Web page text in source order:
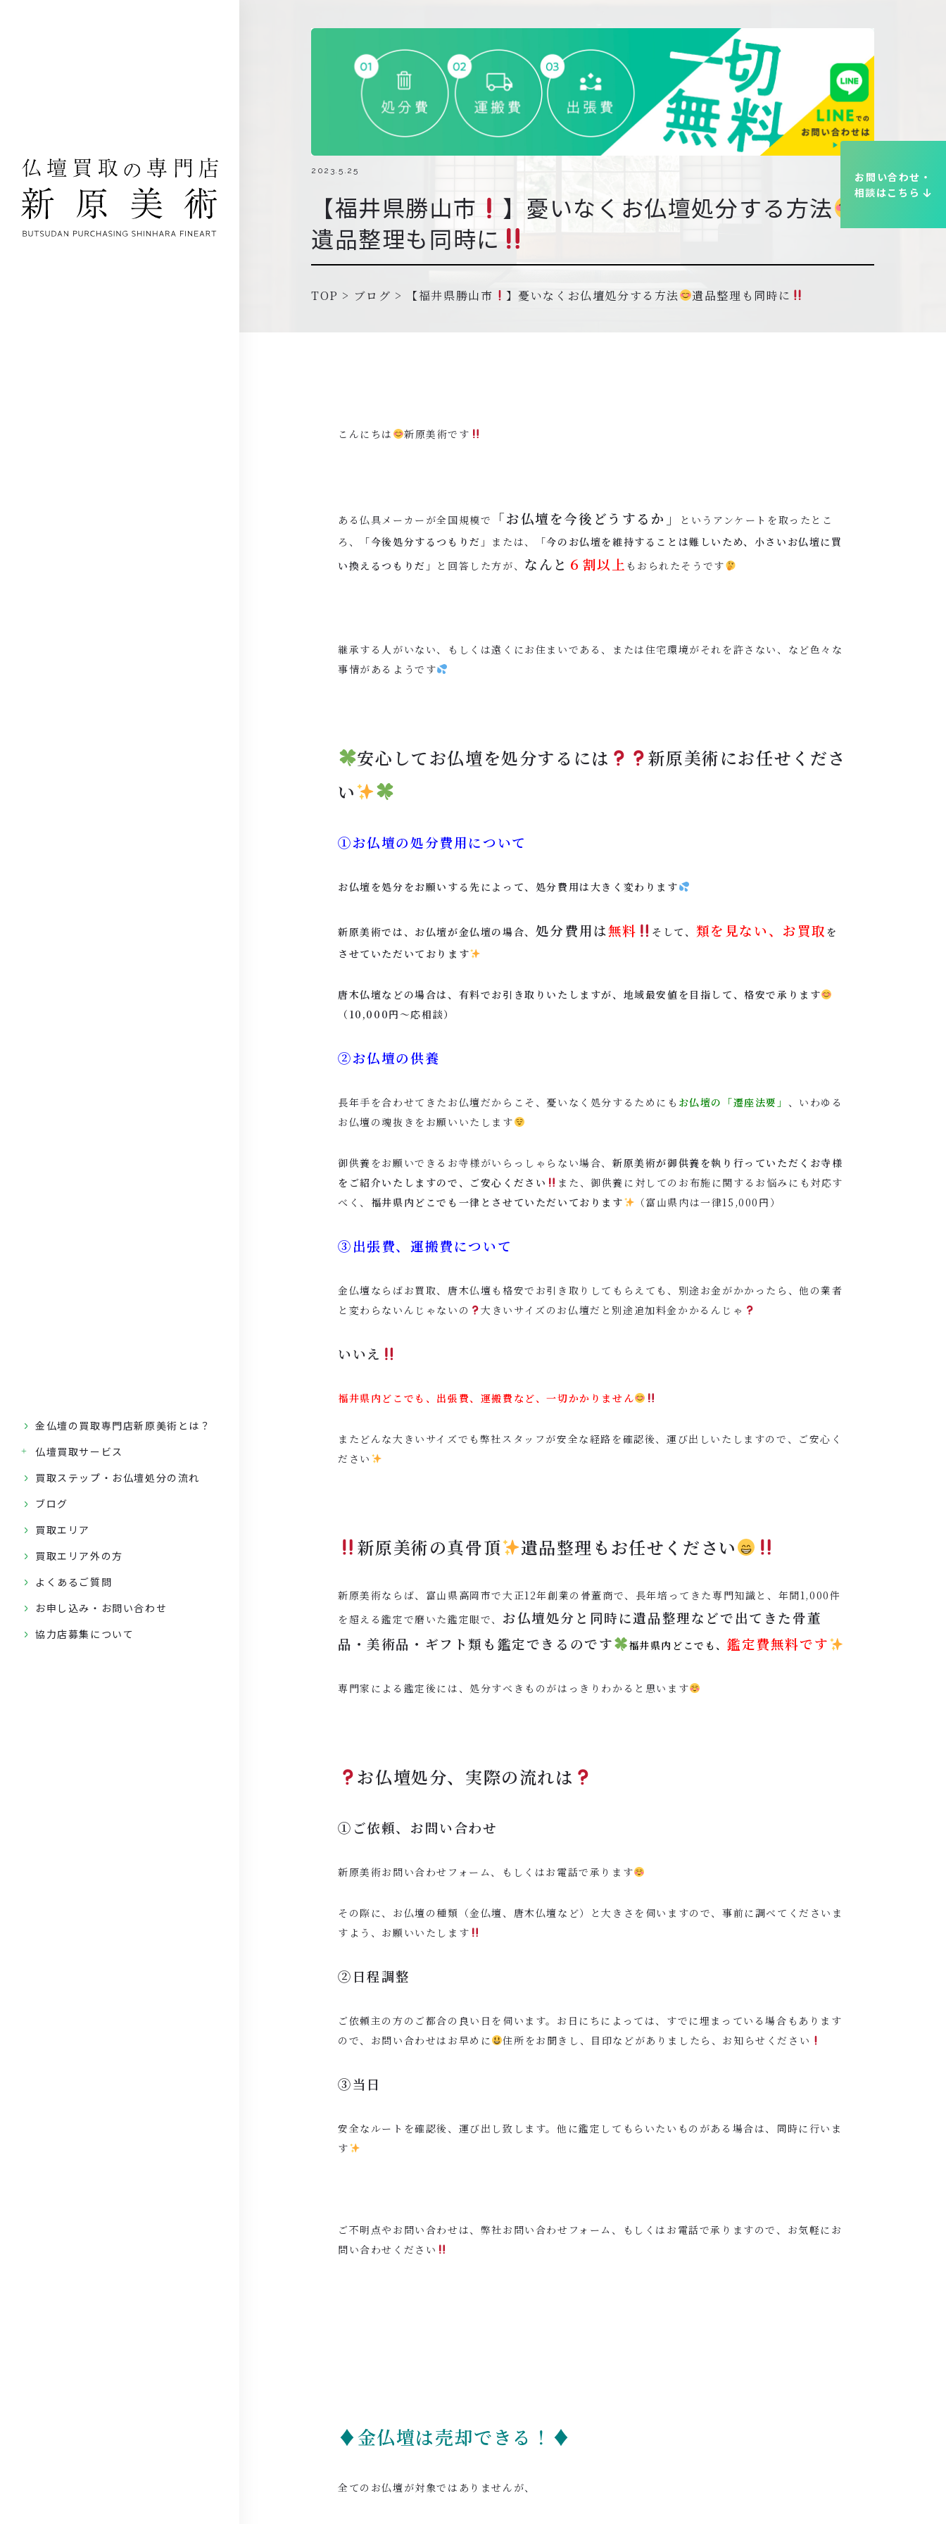
金仏壇の買取専門店新原美術とは？
仏壇買取サービス
買取ステップ・お仏壇処分の流れ
ブログ
買取エリア
買取エリア外の方
よくあるご質問
お申し込み・お問い合わせ
協力店募集について
2023.5.25
【福井県勝山市
】憂いなくお仏壇処分する方法
遺品整理も同時に
TOP > ブログ > 【福井県勝山市 】憂いなくお仏壇処分する方法 遺品整理も同時に
こんにちは 新原美術です
ある仏具メーカーが全国規模で 「お仏壇を今後どうするか」
というアンケートを取ったとこ
ろ、
「今後処分するつもりだ」 または、
「今のお仏壇を維持することは難しいため、小さいお仏壇に買
い換えるつもりだ」
と回答した方が、 なんと ６割以上 もおられたそうです
継承する人がいない、もしくは遠くにお住まいである、または住宅環境がそれを許さない、など色々な
事情があるようです
安心してお仏壇を処分するには
新原美術にお任せくださ
い
①お仏壇の処分費用について
お仏壇を処分をお願いする先によって、処分費用は大きく変わります
新原美術では、お仏壇が金仏壇の場合、 処分費用は無料 そして、 類を見ない、お買取 を
させていただいております
唐木仏壇などの場合は、有料でお引き取りいたしますが、地域最安値を目指して、格安で承ります
（10,000円〜応相談）
②お仏壇の供養
長年手を合わせてきたお仏壇だからこそ、憂いなく処分するためにも お仏壇の「遷座法要」 、いわゆる
お仏壇の魂抜きをお願いいたします
御供養をお願いできるお寺様がいらっしゃらない場合、新原美術が御供養を執り行っていただくお寺様
をご紹介いたしますので、ご安心ください
また、御供養に対してのお布施に関するお悩みにも対応す
べく、 福井県内どこでも一律とさせていただいております （富山県内は一律15,000円）
③出張費、運搬費について
金仏壇ならばお買取、唐木仏壇も格安でお引き取りしてもらえても、別途お金がかかったら、他の業者
と変わらないんじゃないの
大きいサイズのお仏壇だと別途追加料金かかるんじゃ
いいえ
福井県内どこでも、出張費、運搬費など、一切かかりません
またどんな大きいサイズでも弊社スタッフが安全な経路を確認後、運び出しいたしますので、ご安心く
ださい
新原美術の真骨頂 遺品整理もお任せください
新原美術ならば、富山県高岡市で大正12年創業の骨董商で、長年培ってきた専門知識と、年間1,000件
を超える鑑定で磨いた鑑定眼で、 お仏壇処分と同時に遺品整理などで出てきた骨董
品・美術品・ギフト類も鑑定できるのです
福井県内どこでも、鑑定費無料です
専門家による鑑定後には、処分すべきものがはっきりわかると思います
お仏壇処分、実際の流れは
①ご依頼、お問い合わせ
新原美術お問い合わせフォーム、もしくはお電話で承ります
その際に、お仏壇の種類（金仏壇、唐木仏壇など）と大きさを伺いますので、事前に調べてくださいま
すよう、お願いいたします
②日程調整
ご依頼主の方のご都合の良い日を伺います。お日にちによっては、すでに埋まっている場合もあります
ので、お問い合わせはお早めに
住所をお聞きし、目印などがありましたら、お知らせください
③当日
安全なルートを確認後、運び出し致します。他に鑑定してもらいたいものがある場合は、同時に行いま
す
ご不明点やお問い合わせは、弊社お問い合わせフォーム、もしくはお電話で承りますので、お気軽にお
問い合わせください
♦金仏壇は売却できる！♦
全てのお仏壇が対象ではありませんが、
お問い合わせ・
相談はこちら